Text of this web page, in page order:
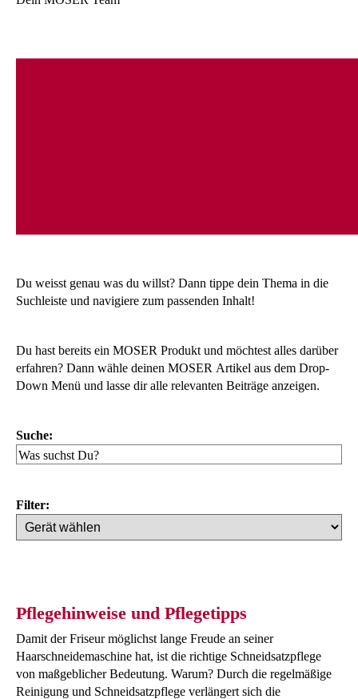
Du weisst genau was du willst? Dann tippe dein Thema in die
Suchleiste und navigiere zum passenden Inhalt!
Du hast bereits ein MOSER Produkt und möchtest alles darüber
erfahren? Dann wähle deinen MOSER Artikel aus dem Drop-
Down Menü und lasse dir alle relevanten Beiträge anzeigen.
Suche:
Filter:
Pflegehinweise und Pflegetipps
Damit der Friseur möglichst lange Freude an seiner
Haarschneidemaschine hat, ist die richtige Schneidsatzpflege
von maßgeblicher Bedeutung. Warum? Durch die regelmäßige
Reinigung und Schneidsatzpflege verlängert sich die